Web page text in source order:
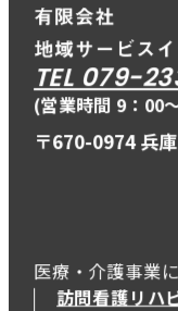
TEL 079-
(営業時間 9：00
〒670-0974 兵
医療・介護事業
訪問看護リハ